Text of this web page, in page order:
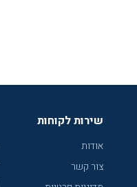
שירות לקוחות
אודות
צור קשר